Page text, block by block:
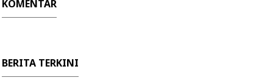
KOMENTAR
BERITA TERKINI